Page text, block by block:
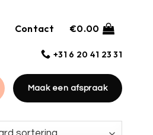
Contact €0.00
+31 6 20 41 23 31
Maak een afspraak